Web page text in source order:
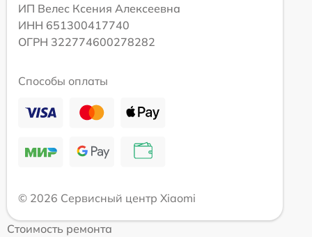
ИП Велес Ксения Алексеевна
ИНН 651300417740
ОГРН 322774600278282
Способы оплаты
© 2026 Сервисный центр Xiaomi
Стоимость ремонта